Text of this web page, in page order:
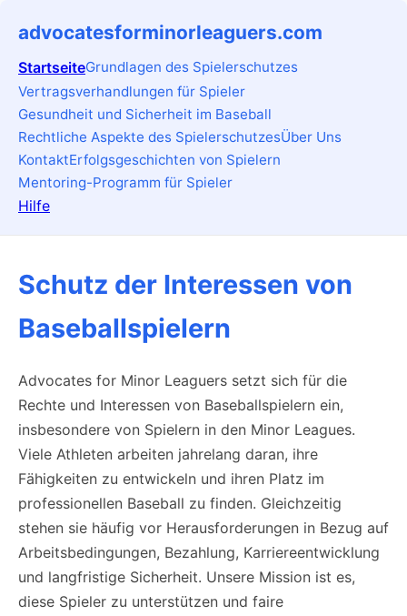
advocatesforminorleaguers.com
StartseiteGrundlagen des Spielerschutzes
Vertragsverhandlungen für Spieler
Gesundheit und Sicherheit im Baseball
Rechtliche Aspekte des SpielerschutzesÜber Uns
KontaktErfolgsgeschichten von Spielern
Mentoring-Programm für Spieler
Hilfe
Schutz der Interessen von
Baseballspielern
Advocates for Minor Leaguers setzt sich für die
Rechte und Interessen von Baseballspielern ein,
insbesondere von Spielern in den Minor Leagues.
Viele Athleten arbeiten jahrelang daran, ihre
Fähigkeiten zu entwickeln und ihren Platz im
professionellen Baseball zu finden. Gleichzeitig
stehen sie häufig vor Herausforderungen in Bezug auf
Arbeitsbedingungen, Bezahlung, Karriereentwicklung
und langfristige Sicherheit. Unsere Mission ist es,
diese Spieler zu unterstützen und faire